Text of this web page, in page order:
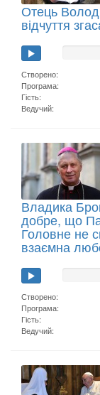
Отець
відчуття
Створено:
Програма:
Гість:
Ведучий:
Владика
добре, що
Головне не
взаємна
Створено:
Програма:
Гість:
Ведучий: